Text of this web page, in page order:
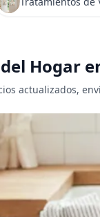
Hogar
actualizados,